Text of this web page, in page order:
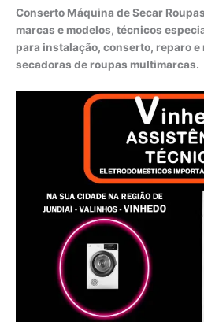
Conserto Máquina de Secar
marcas e modelos, técnicos
para instalação, conserto, reparo e
secadoras de roupas multimarcas.